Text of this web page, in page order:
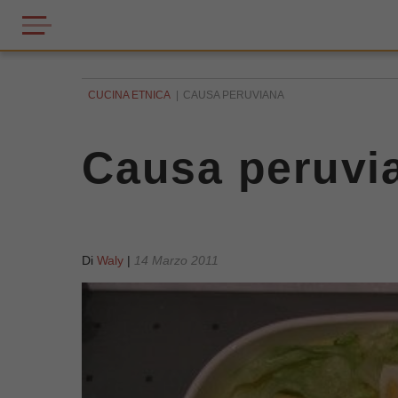
CUCINA ETNICA CAUSA PERUVIANA
Causa
Di Waly | 14 Marzo 2011